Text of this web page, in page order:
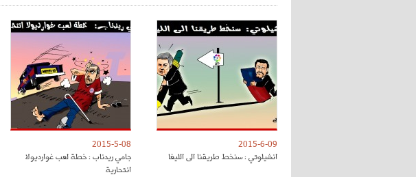
2015-6-09
انشيلوتي : سنخط طريقنا الى الليغا
2015-5-08
جامي ريدناب : خطة لعب غوارديولا
انتحارية